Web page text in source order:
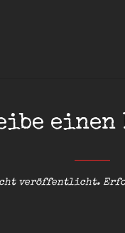
einen
veröffentlicht.